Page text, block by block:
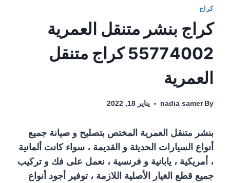
كراج
كراج بنشر متنقل العمرية
55774002‬ كراج متنقل
العمرية
By
nadia samer يناير 18, 2022
بنشر متنقل العمرية المختص بتصليح و صيانة جميع
أنواع السيارات الحديثة و القديمة ، سواء كانت ألمانية
، أمريكية ، يابانية و فرنسية ، نعمل على فك و تركيب
جميع قطع الغيار الأصلية اللازمة ، توفير أجود أنواع